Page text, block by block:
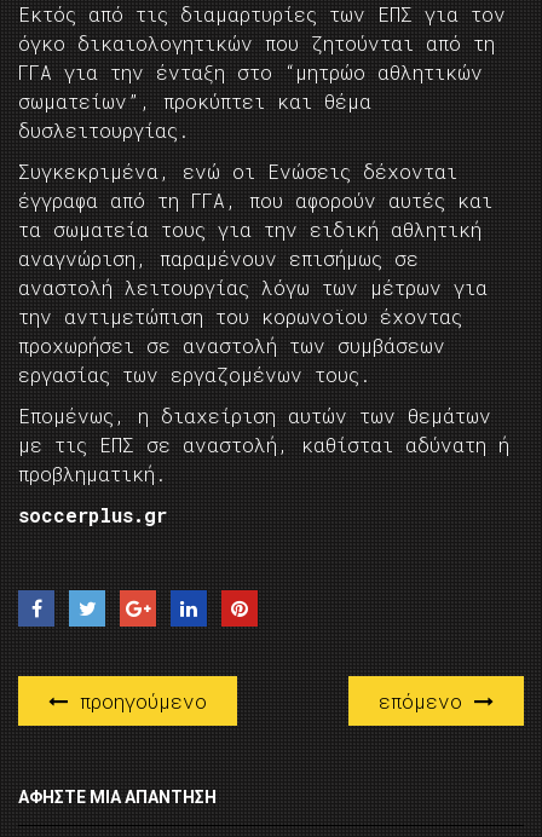
Εκτός από τις διαμαρτυρίες των ΕΠΣ για τον
όγκο δικαιολογητικών που ζητούνται από τη
ΓΓΑ για την ένταξη στο “μητρώο αθλητικών
σωματείων”, προκύπτει και θέμα
δυσλειτουργίας.
Συγκεκριμένα, ενώ οι Ενώσεις δέχονται
έγγραφα από τη ΓΓΑ, που αφορούν αυτές και
τα σωματεία τους για την ειδική αθλητική
αναγνώριση, παραμένουν επισήμως σε
αναστολή λειτουργίας λόγω των μέτρων για
την αντιμετώπιση του κορωνοϊου έχοντας
προχωρήσει σε αναστολή των συμβάσεων
εργασίας των εργαζομένων τους.
Επομένως, η διαχείριση αυτών των θεμάτων
με τις ΕΠΣ σε αναστολή, καθίσται αδύνατη ή
προβληματική.
soccerplus.gr
προηγούμενο επόμενο
ΑΦΉΣΤΕ ΜΙΑ ΑΠΆΝΤΗΣΗ